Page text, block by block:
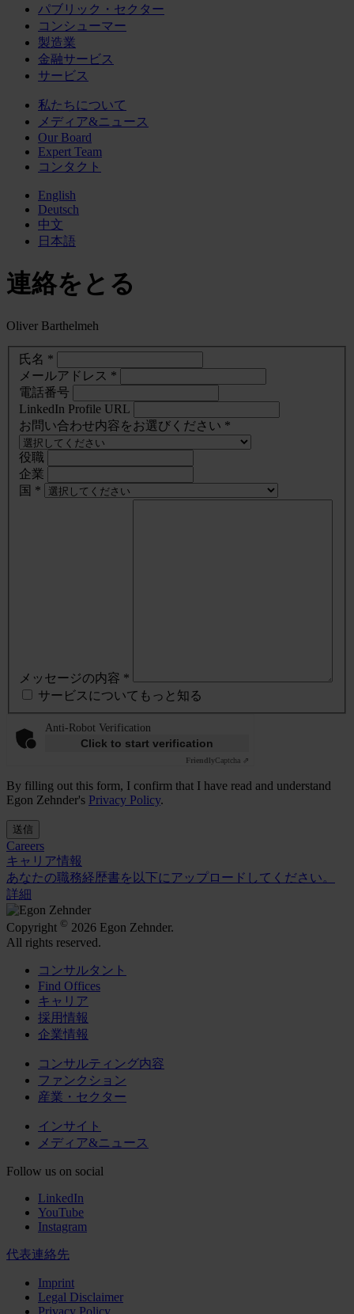
パブリック・セクター
コンシューマー
製造業
金融サービス
サービス
私たちについて
メディア&ニュース
Our Board
Expert Team
コンタクト
English
Deutsch
中文
日本語
連絡をとる
Oliver Barthelmeh
氏名 *
メールアドレス *
電話番号
LinkedIn Profile URL
お問い合わせ内容をお選びください *
役職
企業
国 *
メッセージの内容 *
サービスについてもっと知る
Anti-Robot Verification
Click to start verification
FriendlyCaptcha ⇗
By filling out this form, I confirm that I have read and understand
Egon Zehnder's Privacy Policy.
送信
Careers
キャリア情報
あなたの職務経歴書を以下にアップロードしてください。
詳細
Copyright © 2026 Egon Zehnder.
All rights reserved.
コンサルタント
Find Offices
キャリア
採用情報
企業情報
コンサルティング内容
ファンクション
産業・セクター
インサイト
メディア&ニュース
Follow us on social
LinkedIn
YouTube
Instagram
代表連絡先
Imprint
Legal Disclaimer
Privacy Policy